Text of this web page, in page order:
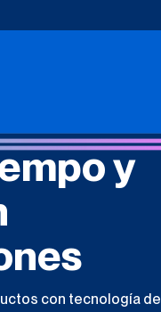
y
con tecnología de